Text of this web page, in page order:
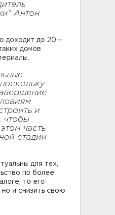
Антон
доходит до 20—
домов
и
чтобы
часть
стадии
для тех,
по более
то его
и снизить свою